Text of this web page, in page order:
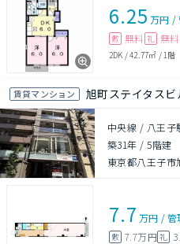
6.25 万円 /
敷 無料 礼 無料
2DK /42.77㎡ / 1階
賃貸マンション 旭町ステイタス
中央線 / 八王子
築31年 /5階建
東京都八王子市
7.7 万円 /管
敷 7.7万円礼